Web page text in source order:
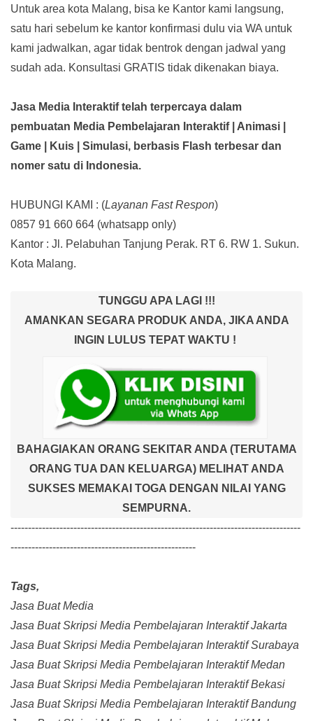
Untuk area kota Malang, bisa ke Kantor kami langsung,
satu hari sebelum ke kantor konfirmasi dulu via WA untuk
kami jadwalkan, agar tidak bentrok dengan jadwal yang
sudah ada. Konsultasi GRATIS tidak dikenakan biaya.
Jasa Media Interaktif telah terpercaya dalam
pembuatan Media Pembelajaran Interaktif| Animasi |
Game | Kuis | Simulasi, berbasis Flash terbesar dan
nomer satu di Indonesia.
HUBUNGI KAMI : (Layanan Fast Respon)
0857 91 660 664 (whatsapp only)
Kantor : Jl. Pelabuhan Tanjung Perak. RT 6. RW 1. Sukun.
Kota Malang.
TUNGGU APA LAGI !!!
AMANKAN SEGARA PRODUK ANDA, JIKA ANDA
INGIN LULUS TEPAT WAKTU !
BAHAGIAKAN ORANG SEKITAR ANDA (TERUTAMA
ORANG TUA DAN KELUARGA) MELIHAT ANDA
SUKSES MEMAKAI TOGA DENGAN NILAI YANG
SEMPURNA.
-----------------------------------------------------------------------------------
-----------------------------------------------------
Tags,
Jasa Buat Media
Jasa Buat Skripsi Media Pembelajaran Interaktif Jakarta
Jasa Buat Skripsi Media Pembelajaran Interaktif Surabaya
Jasa Buat Skripsi Media Pembelajaran Interaktif Medan
Jasa Buat Skripsi Media Pembelajaran Interaktif Bekasi
Jasa Buat Skripsi Media Pembelajaran Interaktif Bandung